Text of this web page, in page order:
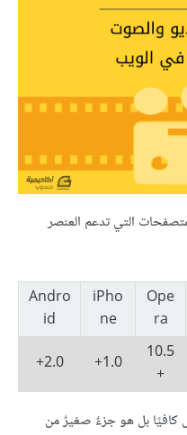
التي تدعم العنصر
Ope
ra
iPho
ne
Andro
id
10.5
+
1.0+
2.0+
كافيًا بل هو جزءٌ صغيرٌ من